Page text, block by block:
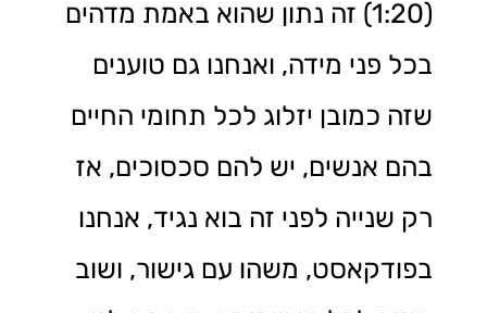
(1:20) זה נתון שהוא באמת מדהים
בכל פני מידה, ואנחנו גם טוענים
שזה כמובן יזלוג לכל תחומי החיים
בהם אנשים, יש להם סכסוכים, אז
רק שנייה לפני זה בוא נגיד, אנחנו
בפודקאסט, משהו עם גישור, ושוב